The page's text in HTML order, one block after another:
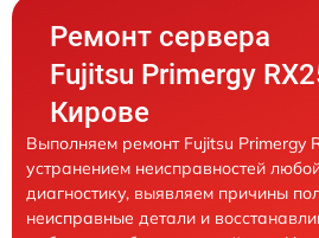
Ремонт сервера
Fujitsu Primergy
Кирове
Выполняем ремонт Fujitsu Primergy
устранением неисправностей
диагностику, выявляем причины
неисправные детали и